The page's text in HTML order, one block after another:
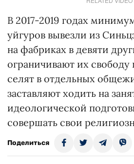
В 2017-2019 годах
уйгуров вывезли из
на фабриках в девяти
ограничивают их
селят в отдельных
заставляют ходить на
идеологической
совершать свои
Поделиться